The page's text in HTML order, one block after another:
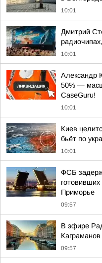
10:01
Дмитрий
10:01
50% —
CaseGuru!
10:01
Киев
бьёт по
10:01
ФСБ
готовивших
Приморье
09:57
В эфире
Каграманов
09:57